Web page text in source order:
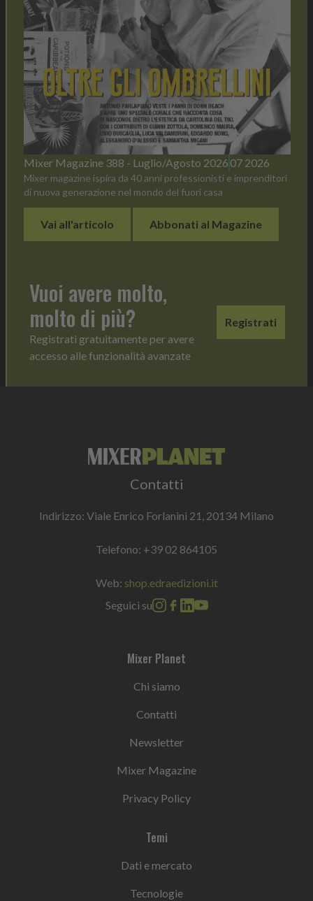
Mixer Magazine 388 - Luglio/Agosto 2026 07 2026
Mixer magazine ispira da 40 anni professionisti e imprenditori
di nuova generazione nel mondo del fuori casa
Vai all'articolo Abbonati al Magazine
Vuoi avere molto,
molto di più?
Registrati gratuitamente per avere
accesso alle funzionalità avanzate
Registrati
Contatti
Indirizzo: Viale Enrico Forlanini 21, 20134 Milano
Telefono: +39 02 864105
Web: shop.edraedizioni.it
Seguici su
Mixer Planet
Chi siamo
Contatti
Newsletter
Mixer Magazine
Privacy Policy
Temi
Dati e mercato
Tecnologie